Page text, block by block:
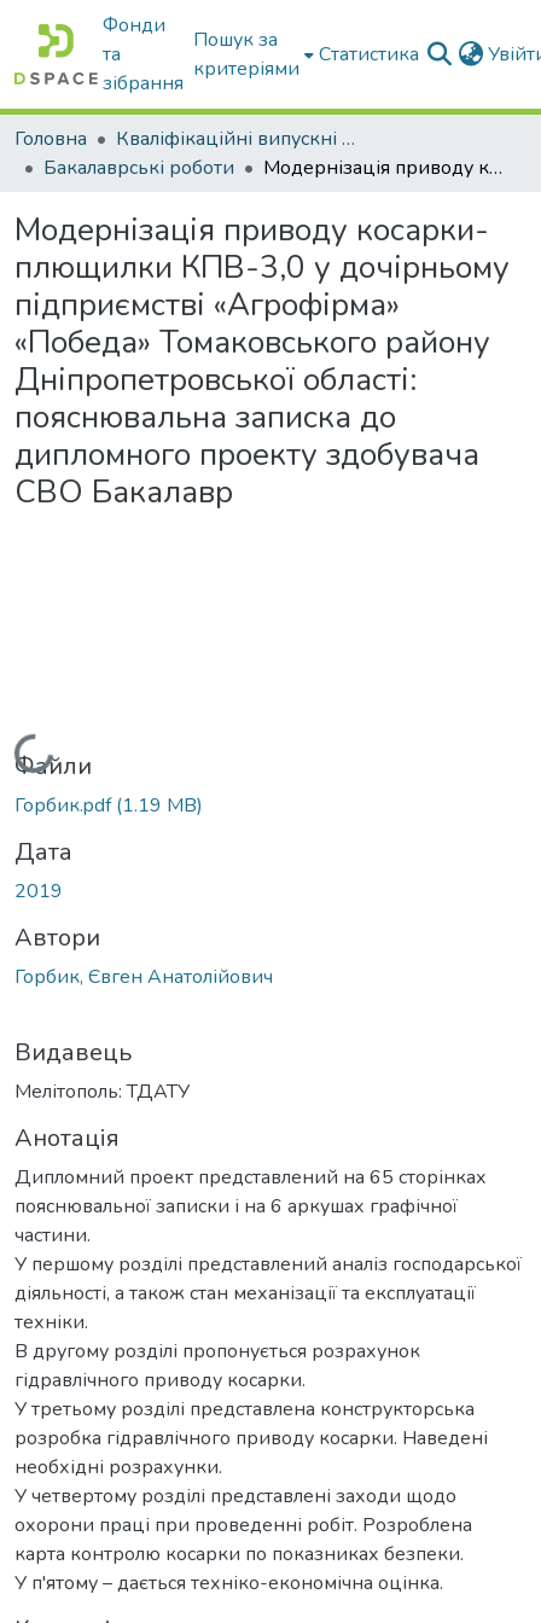
Фонди
та
зібрання
Пошук за
критеріями
Статистика
Головна
Кваліфікаційні випускні роботи бакалаврів і магістрів
Бакалаврські роботи
Модернізація приводу косарки-плющилки КПВ-3,0 у дочірньому підприємстві «Агрофірма» «Победа» Томаковського району Дніпропетровської області: пояснювальна записка до дипломного проекту здобувача СВО Бакалавр
Модернізація приводу косарки-
плющилки КПВ-3,0 у дочірньому
підприємстві «Агрофірма»
«Победа» Томаковського району
Дніпропетровської області:
пояснювальна записка до
дипломного проекту здобувача
СВО Бакалавр
Вантажиться...
Файли
Горбик.pdf(1.19 MB)
Дата
2019
Автори
Горбик, Євген Анатолійович
Видавець
Мелітополь: ТДАТУ
Анотація
Дипломний проект представлений на 65 сторінках
пояснювальної записки і на 6 аркушах графічної
частини.
У першому розділі представлений аналіз господарської
діяльності, а також стан механізації та експлуатації
техніки.
В другому розділі пропонується розрахунок
гідравлічного приводу косарки.
У третьому розділі представлена конструкторська
розробка гідравлічного приводу косарки. Наведені
необхідні розрахунки.
У четвертому розділі представлені заходи щодо
охорони праці при проведенні робіт. Розроблена
карта контролю косарки по показниках безпеки.
У п'ятому – дається техніко-економічна оцінка.